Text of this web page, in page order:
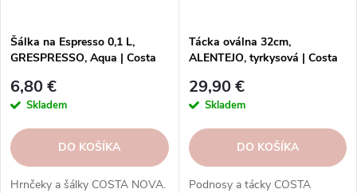
Šálka na Espresso 0,1 L,
GRESPRESSO, Aqua | Costa
6,80 €
Skladem
DO KOŠÍKA
Hrnčeky a šálky COSTA NOVA.
Tácka oválna 32cm,
ALENTEJO, tyrkysová | Costa
29,90 €
Skladem
DO KOŠÍKA
Podnosy a tácky COSTA